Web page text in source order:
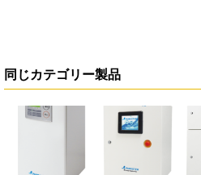
同じカテゴリー製品